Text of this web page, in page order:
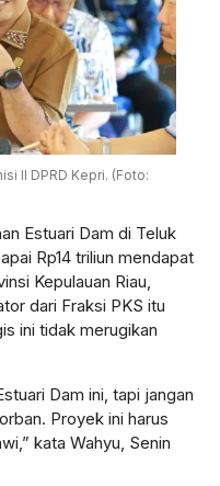
II DPRD Kepri. (Foto:
Estuari Dam di Teluk
Rp14 triliun mendapat
Kepulauan Riau,
dari Fraksi PKS itu
ini tidak merugikan
Dam ini, tapi jangan
Proyek ini harus
kata Wahyu, Senin